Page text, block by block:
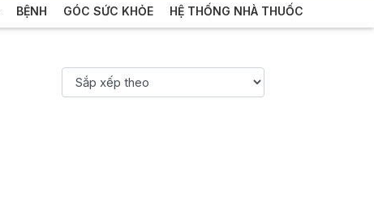
BỆNH GÓC SỨC KHỎE HỆ THỐNG NHÀ THUỐC